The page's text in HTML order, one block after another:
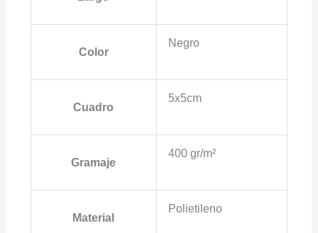
Color
Negro
Cuadro
5x5cm
Gramaje
400 gr/m²
Material
Polietileno